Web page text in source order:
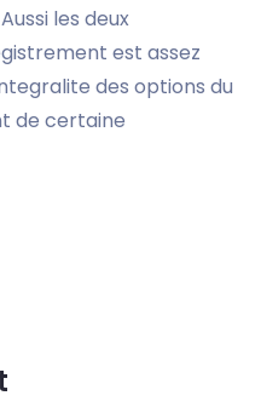
les deux
est assez
des options du
de certaine